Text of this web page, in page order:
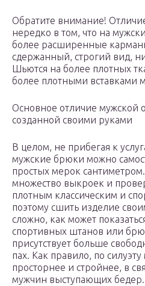
Обратите внимание!
нередко в том, что на
более расширенные
сдержанный, строгий вид,
Шьются на более плотных
более плотными вставками
Основное отличие мужской
созданной своими руками
В целом, не прибегая к
мужские брюки можно
простых мерок
множество выкроек и
плотным классическим и
поэтому сшить изделие
сложно, как может
спортивных штанов или
присутствует больше
пах. Как правило, по
просторнее и стройнее, в
мужчин выступающих бедер.